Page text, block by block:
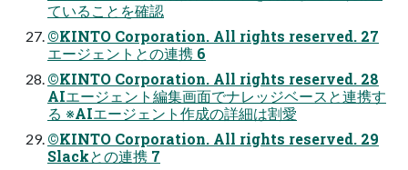
ていることを確認
©KINTO Corporation. All rights reserved. 27
エージェントとの連携 6
©KINTO Corporation. All rights reserved. 28
AIエージェント編集画面でナレッジベースと連携す
る ※AIエージェント作成の詳細は割愛
©KINTO Corporation. All rights reserved. 29
Slackとの連携 7